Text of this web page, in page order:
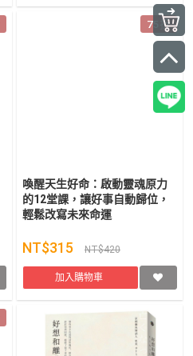
75折
喚醒天生好命：啟動靈魂原力
的12堂課，讓好事自動歸位，
輕鬆改寫未來命運
NT$315 NT$420
加入購物車